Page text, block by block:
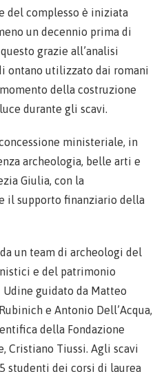
del complesso è iniziata
un decennio prima di
grazie all’analisi
ontano utilizzato dai romani
della costruzione
durante gli scavi.
ministeriale, in
archeologia, belle arti e
Giulia, con la
il supporto finanziario della
un team di archeologi del
e del patrimonio
guidato da Matteo
e Antonio Dell’Acqua,
della Fondazione
Cristiano Tiussi. Agli scavi
studenti dei corsi di laurea